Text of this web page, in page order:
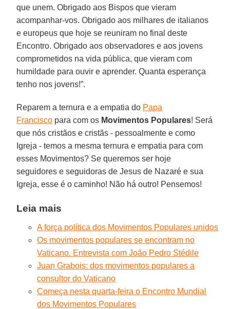
que unem. Obrigado aos Bispos que vieram
acompanhar-vos. Obrigado aos milhares de italianos
e europeus que hoje se reuniram no final deste
Encontro. Obrigado aos observadores e aos jovens
comprometidos na vida pública, que vieram com
humildade para ouvir e aprender. Quanta esperança
tenho nos jovens!”.
Reparem a ternura e a empatia do Papa
Francisco para com os Movimentos Populares! Será
que nós cristãos e cristãs - pessoalmente e como
Igreja - temos a mesma ternura e empatia para com
esses Movimentos? Se queremos ser hoje
seguidores e seguidoras de Jesus de Nazaré e sua
Igreja, esse é o caminho! Não há outro! Pensemos!
Leia mais
A força política dos Movimentos Populares unidos
Os movimentos populares se encontram no
Vaticano. Entrevista com João Pedro Stédile
Juan Grabois: dos movimentos populares a
consultor do Vaticano
Começa nesta quarta-feira o Encontro Mundial
dos Movimentos Populares